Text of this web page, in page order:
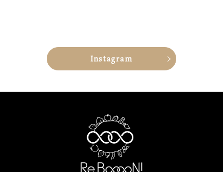
Instagram